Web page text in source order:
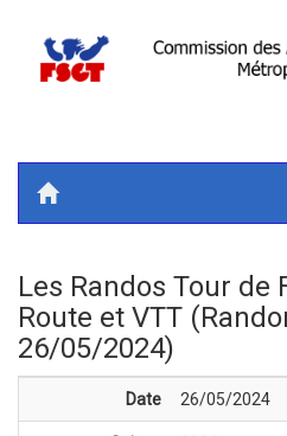
Les Randos Tour de
Route et VTT
26/05/2024)
Date 26/05/2024